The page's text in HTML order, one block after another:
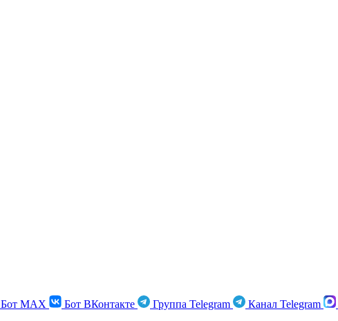
Бот MAX Бот ВКонтакте Группа Telegram Канал Telegram